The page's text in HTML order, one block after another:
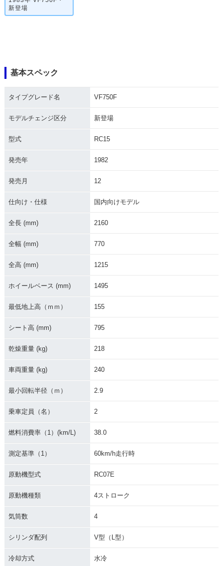
新登場
基本スペック
タイプグレード名 VF750F
モデルチェンジ区分 新登場
型式 RC15
発売年 1982
発売月 12
仕向け・仕様 国内向けモデル
全長 (mm) 2160
全幅 (mm) 770
全高 (mm) 1215
ホイールベース (mm) 1495
最低地上高（ｍｍ） 155
シート高 (mm) 795
乾燥重量 (kg) 218
車両重量 (kg) 240
最小回転半径（ｍ） 2.9
乗車定員（名） 2
燃料消費率（1）(km/L) 38.0
測定基準（1） 60km/h走行時
原動機型式 RC07E
原動機種類 4ストローク
気筒数 4
シリンダ配列 V型（L型）
冷却方式 水冷